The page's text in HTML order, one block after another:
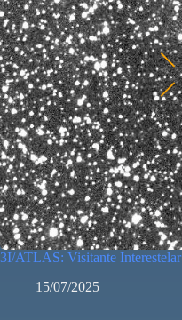
3I/ATLAS: Visitante Interestelar
15/07/2025